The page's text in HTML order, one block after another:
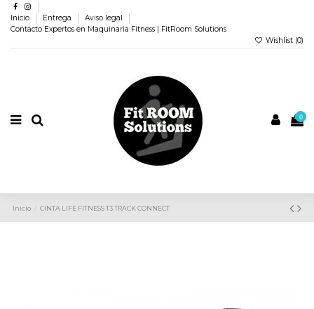
Inicio Entrega
Aviso legal
Contacto Expertos en Maquinaria Fitness | FitRoom Solutions
Wishlist (0)
0
Inicio CINTA LIFE FITNESS T3 TRACK CONNECT